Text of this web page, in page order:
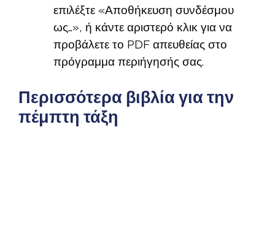
επιλέξτε «Αποθήκευση συνδέσμου
ως…», ή κάντε αριστερό κλικ για να
προβάλετε το PDF απευθείας στο
πρόγραμμα περιήγησής σας.
Περισσότερα βιβλία για την
πέμπτη τάξη